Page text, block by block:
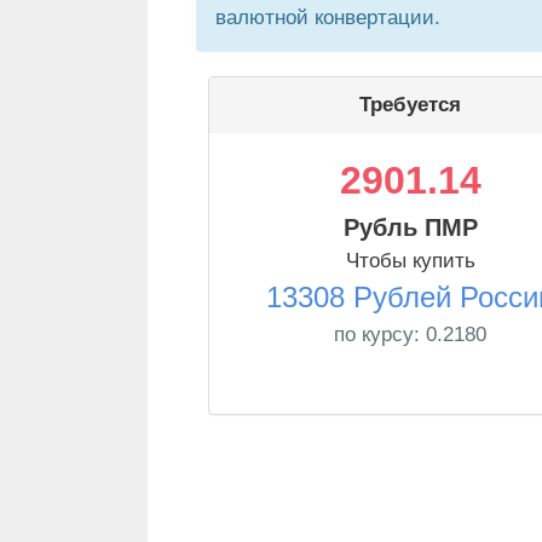
валютной конвертации.
Требуется
2901.14
Рубль ПМР
Чтобы купить
13308 Рублей
по курсу: 0.2180